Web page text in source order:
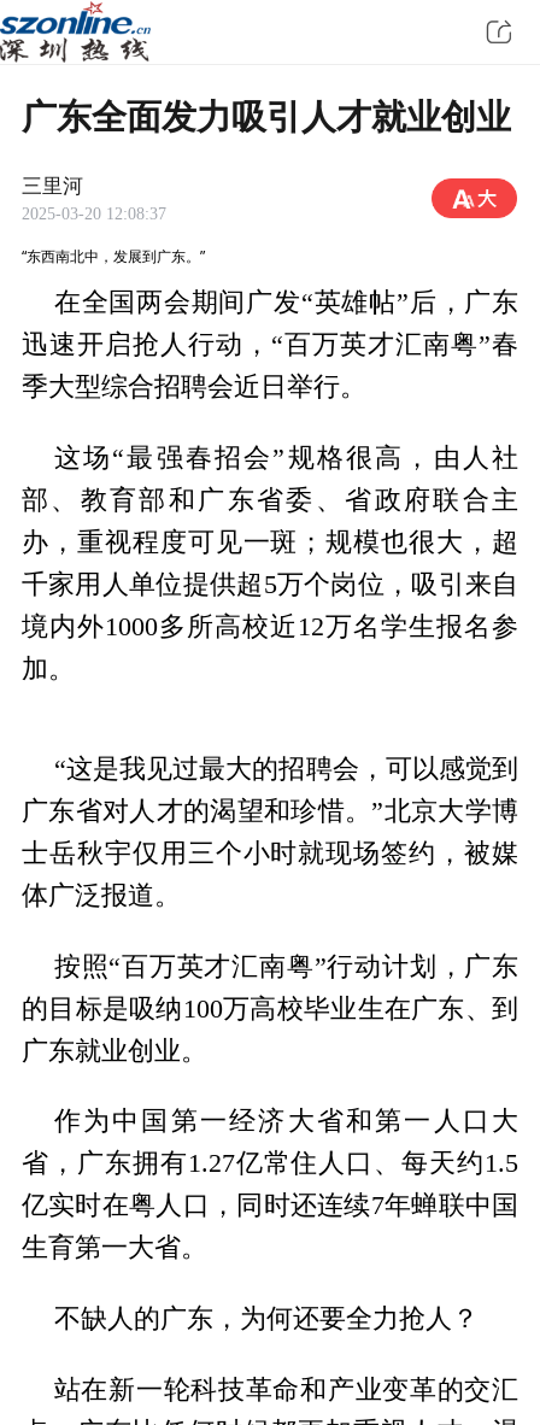
广东全面发力吸引人才就业创业
三里河
2025-03-20 12:08:37
“东西南北中，发展到广东。”
在全国两会期间广发“英雄帖”后，广东
迅速开启抢人行动，“百万英才汇南粤”春
季大型综合招聘会近日举行。
这场“最强春招会”规格很高，由人社
部、教育部和广东省委、省政府联合主
办，重视程度可见一斑；规模也很大，超
千家用人单位提供超5万个岗位，吸引来自
境内外1000多所高校近12万名学生报名参
加。
“这是我见过最大的招聘会，可以感觉到
广东省对人才的渴望和珍惜。”北京大学博
士岳秋宇仅用三个小时就现场签约，被媒
体广泛报道。
按照“百万英才汇南粤”行动计划，广东
的目标是吸纳100万高校毕业生在广东、到
广东就业创业。
作为中国第一经济大省和第一人口大
省，广东拥有1.27亿常住人口、每天约1.5
亿实时在粤人口，同时还连续7年蝉联中国
生育第一大省。
不缺人的广东，为何还要全力抢人？
站在新一轮科技革命和产业变革的交汇